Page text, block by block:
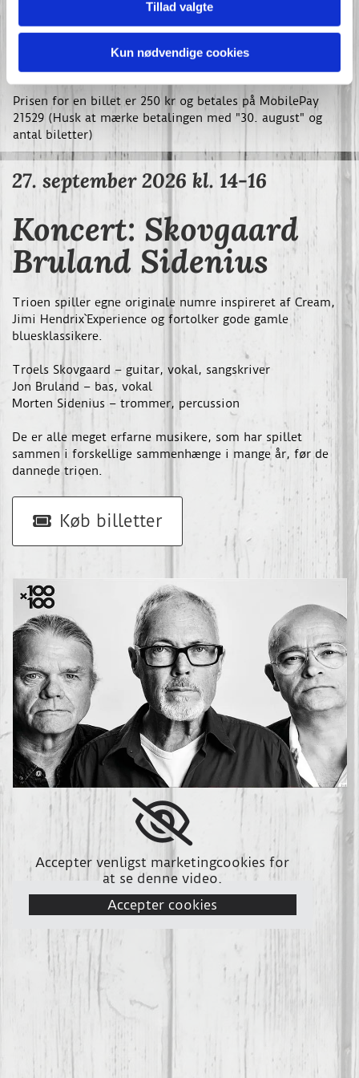
Tillad valgte
Kun nødvendige cookies
Glæd dig til en unik koncertoplevelse, hvor stærke
stemmer, pedal steel, guitarer og tredobbelt musikalsk
personlighed skaber en skøn atmosfære – under åben
himmel på Barresøgaard.
Prisen for en billet er 250 kr og betales på MobilePay
21529 (Husk at mærke betalingen med "30. august" og
antal biletter)
27. september 2026 kl. 14-16
Koncert: Skovgaard
Bruland Sidenius
Trioen spiller egne originale numre inspireret af Cream,
Jimi Hendrix`Experience og fortolker gode gamle
bluesklassikere.
Troels Skovgaard – guitar, vokal, sangskriver
Jon Bruland – bas, vokal
Morten Sidenius – trommer, percussion
De er alle meget erfarne musikere, som har spillet
sammen i forskellige sammenhænge i mange år, før de
dannede trioen.
Køb billetter
Accepter venligst marketingcookies for
at se denne video.
Accepter cookies